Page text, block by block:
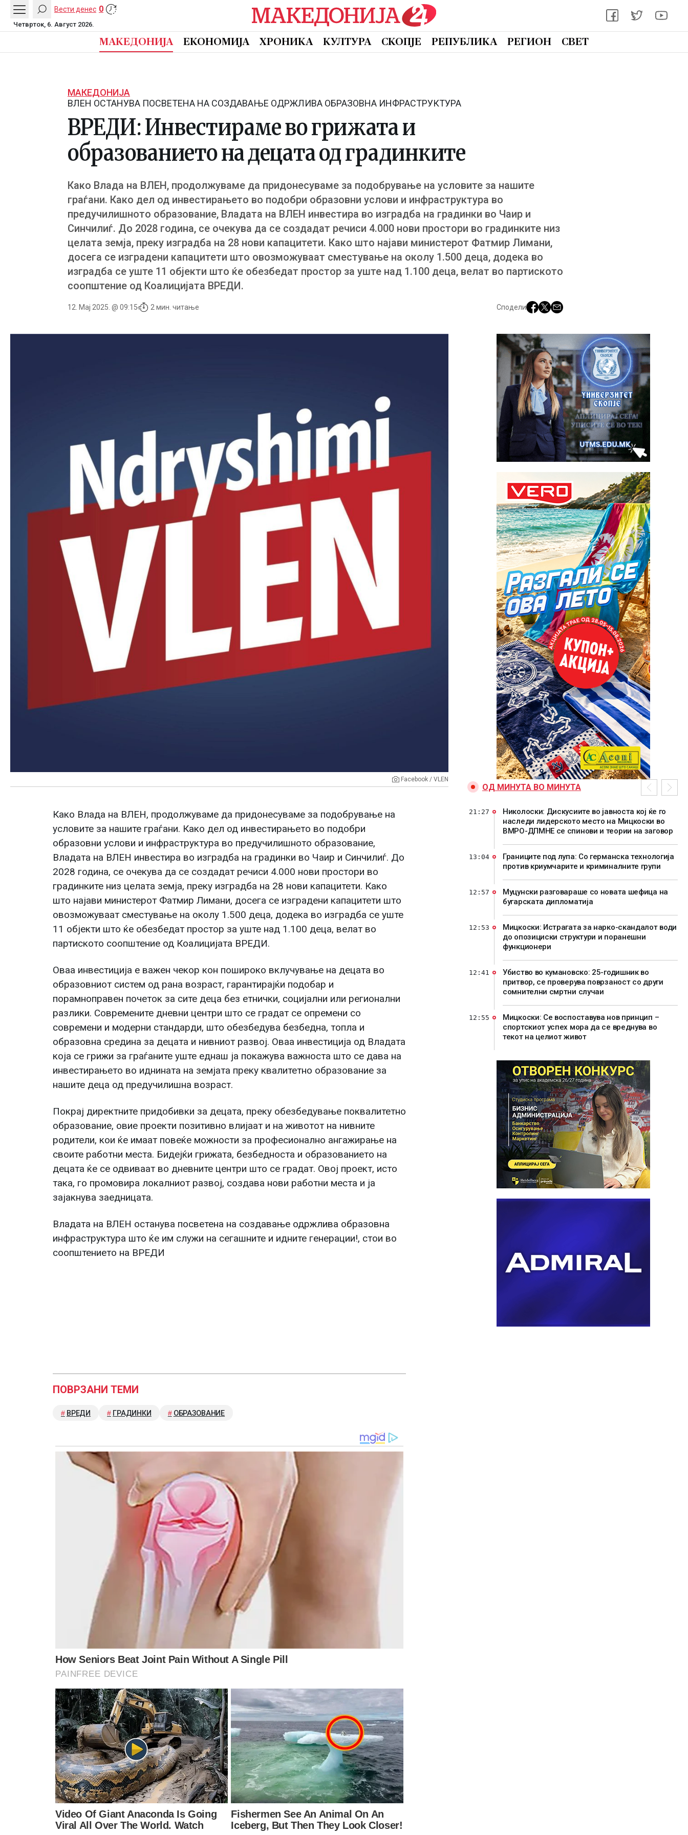
Вести денес 0
Четврток, 6. Август 2026.
МАКЕДОНИЈА ЕКОНОМИЈА ХРОНИКА КУЛТУРА СКОПЈЕ РЕПУБЛИКА РЕГИОН СВЕТ
МАКЕДОНИЈА
ВЛЕН ОСТАНУВА ПОСВЕТЕНА НА СОЗДАВАЊЕ ОДРЖЛИВА ОБРАЗОВНА ИНФРАСТРУКТУРА
ВРЕДИ: Инвестираме во грижата и
образованието на децата од градинките
Како Влада на ВЛЕН, продолжуваме да придонесуваме за подобрување на условите за нашите
граѓани. Како дел од инвестирањето во подобри образовни услови и инфраструктура во
предучилишното образование, Владата на ВЛЕН инвестира во изградба на градинки во Чаир и
Синчилиѓ. До 2028 година, се очекува да се создадат речиси 4.000 нови простори во градинките низ
целата земја, преку изградба на 28 нови капацитети. Како што најави министерот Фатмир Лимани,
досега се изградени капацитети што овозможуваат сместување на околу 1.500 деца, додека во
изградба се уште 11 објекти што ќе обезбедат простор за уште над 1.100 деца, велат во партиското
соопштение од Коалицијата ВРЕДИ.
12. Мај 2025. @ 09:15 2 мин. читање Сподели
Facebook / VLEN
Како Влада на ВЛЕН, продолжуваме да придонесуваме за подобрување на
условите за нашите граѓани. Како дел од инвестирањето во подобри
образовни услови и инфраструктура во предучилишното образование,
Владата на ВЛЕН инвестира во изградба на градинки во Чаир и Синчилиѓ. До
2028 година, се очекува да се создадат речиси 4.000 нови простори во
градинките низ целата земја, преку изградба на 28 нови капацитети. Како
што најави министерот Фатмир Лимани, досега се изградени капацитети што
овозможуваат сместување на околу 1.500 деца, додека во изградба се уште
11 објекти што ќе обезбедат простор за уште над 1.100 деца, велат во
партиското соопштение од Коалицијата ВРЕДИ.
Оваа инвестиција е важен чекор кон пошироко вклучување на децата во
образовниот систем од рана возраст, гарантирајќи подобар и
порамноправен почеток за сите деца без етнички, социјални или регионални
разлики. Современите дневни центри што се градат се опремени со
современи и модерни стандарди, што обезбедува безбедна, топла и
образовна средина за децата и нивниот развој. Оваа инвестиција од Владата
која се грижи за граѓаните уште еднаш ја покажува важноста што се дава на
инвестирањето во иднината на земјата преку квалитетно образование за
нашите деца од предучилишна возраст.
Покрај директните придобивки за децата, преку обезбедување поквалитетно
образование, овие проекти позитивно влијаат и на животот на нивните
родители, кои ќе имаат повеќе можности за професионално ангажирање на
своите работни места. Бидејќи грижата, безбедноста и образованието на
децата ќе се одвиваат во дневните центри што се градат. Овој проект, исто
така, го промовира локалниот развој, создава нови работни места и ја
зајакнува заедницата.
Владата на ВЛЕН останува посветена на создавање одржлива образовна
инфраструктура што ќе им служи на сегашните и идните генерации!, стои во
соопштението на ВРЕДИ
ПОВРЗАНИ ТЕМИ
ВРЕДИ ГРАДИНКИ ОБРАЗОВАНИЕ
ОД МИНУТА ВО МИНУТА
Николоски: Дискусиите во јавноста кој ќе го
наследи лидерското место на Мицкоски во
ВМРО-ДПМНЕ се спинови и теории на заговор
21:27
Границите под лупа: Со германска технологија
против криумчарите и криминалните групи
13:04
Муцунски разговараше со новата шефица на
бугарската дипломатија
12:57
Мицкоски: Истрагата за нарко-скандалот води
до опозициски структури и поранешни
функционери
12:53
Убиство во кумановско: 25-годишник во
притвор, се проверува поврзаност со други
сомнителни смртни случаи
12:41
Мицкоски: Се воспоставува нов принцип –
спортскиот успех мора да се вреднува во
текот на целиот живот
12:55